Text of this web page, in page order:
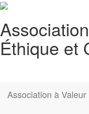
Éthique et
Association à